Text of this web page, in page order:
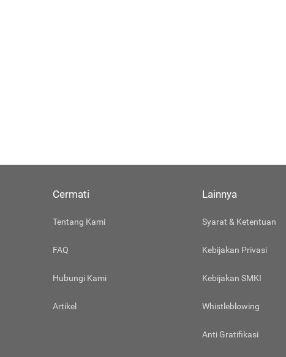
Cermati
Tentang Kami
FAQ
Hubungi Kami
Artikel
Lainnya
Syarat & Ketentuan
Kebijakan Privasi
Kebijakan SMKI
Whistleblowing
Anti Gratifikasi